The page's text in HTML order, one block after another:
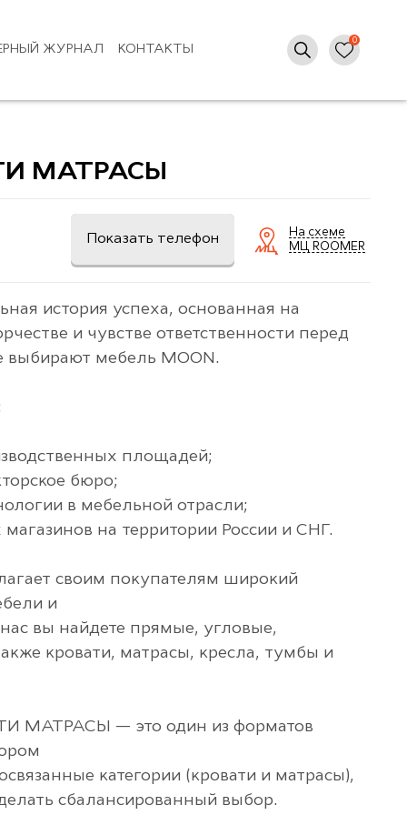
ЖУРНАЛ КОНТАКТЫ
МАТРАСЫ
Показать телефон
На схеме
МЦ ROOMER
история успеха, основанная на
и чувстве ответственности перед
выбирают мебель MOON.
площадей;
бюро;
в мебельной отрасли;
на территории России и СНГ.
своим покупателям широкий
и
вы найдете прямые, угловые,
кровати, матрасы, кресла, тумбы и
МАТРАСЫ — это один из форматов
категории (кровати и матрасы),
сбалансированный выбор.